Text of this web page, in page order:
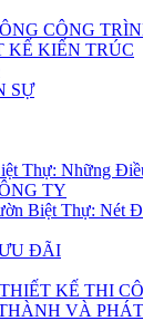
CÔNG
KẾ KIẾN TRÚC
SỰ
Thự: Những
TY
Biệt Thự: Nét
ĐÃI
KẾ THI
VÀ